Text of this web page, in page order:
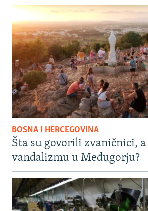
BOSNA I HERCEGOVINA
Šta su govorili zvaničnici, a
vandalizmu u Međugorju?